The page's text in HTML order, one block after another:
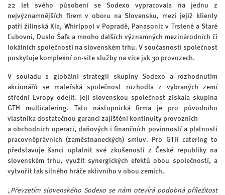
22 let svého působení se Sodexo vypracovala na jednu z
nejvýznamnějších firem v oboru na Slovensku, mezi jejíž klienty
patří žilinská Kia, Whirlpool v Popradě, Panasonic v Trstené a Staré
Ľubovni, Duslo Šaľa a mnoho dalších významných mezinárodních či
lokálních společností na slovenském trhu. V současnosti společnost
poskytuje komplexní on-site služby na více jak 30 provozech.
V souladu s globální strategií skupiny Sodexo a rozhodnutím
akcionářů se mateřská společnost rozhodla z vybraných zemí
střední Evropy odejít. Její slovenskou společnost získala skupina
GTH multicatering. Tato nástupnická firma je pro původního
vlastníka dostatečnou garancí zajištění kontinuity provozních
a obchodních operací, daňových i finančních povinností a platnosti
pracovněprávních (zaměstnaneckých) smluv. Pro GTH catering to
představuje šanci uplatnit své zkušenosti z České republiky na
slovenském trhu, využít synergických efektů obou společností, a
vytvořit tak silného hráče aktivního v obou zemích.
„Převzetím slovenského Sodexo se nám otevírá podobná příležitost